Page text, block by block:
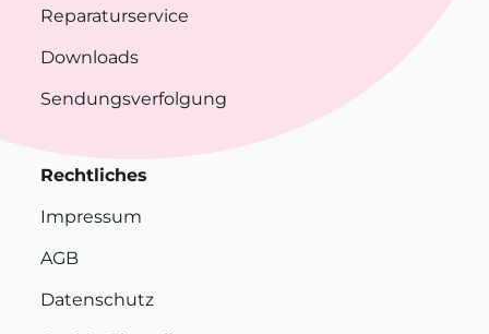
Reparaturservice
Downloads
Sendungsverfolgung
Rechtliches
Impressum
AGB
Datenschutz